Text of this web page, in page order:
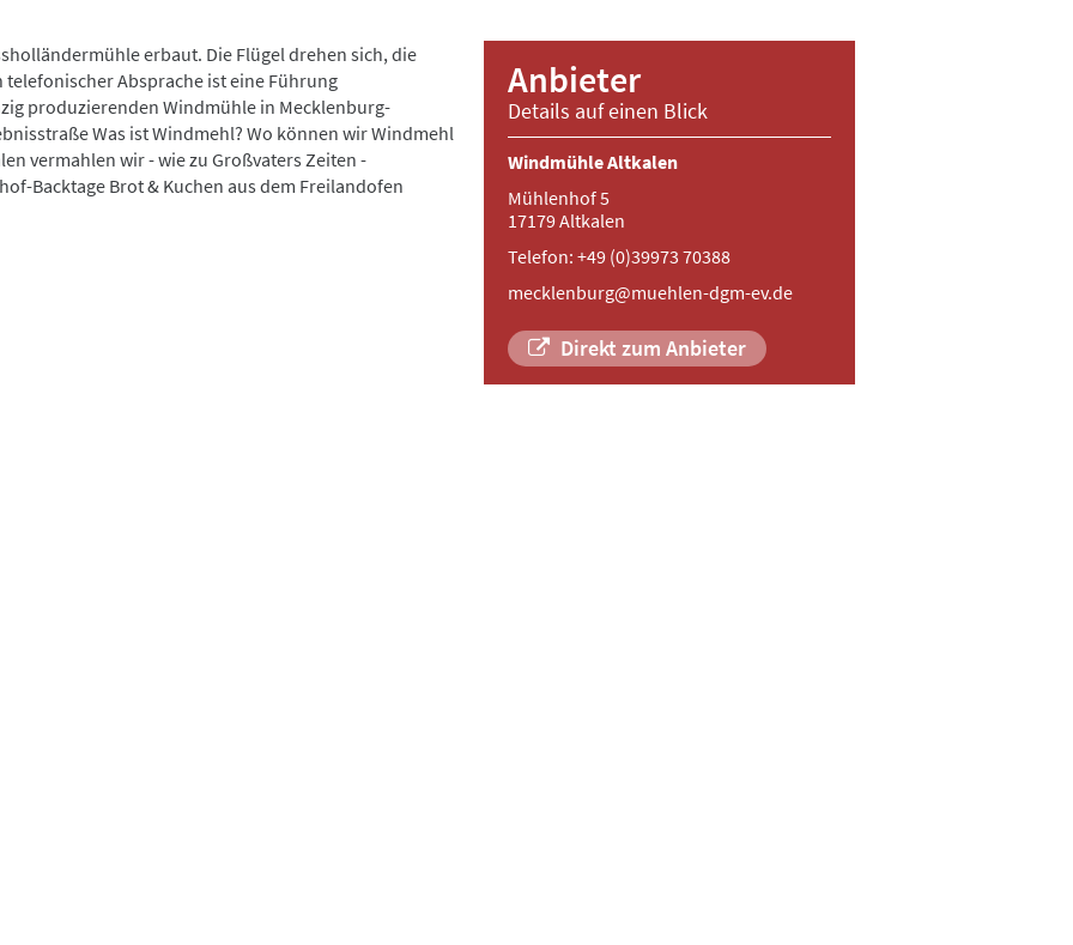
erbaut. Die Flügel drehen sich, die
Absprache ist eine Führung
produzierenden Windmühle in Mecklenburg-
Was ist Windmehl? Wo können wir Windmehl
vermahlen wir - wie zu Großvaters Zeiten -
Backtage Brot & Kuchen aus dem Freilandofen
Anbieter
Details auf einen Blick
Windmühle Altkalen
Mühlenhof 5
17179 Altkalen
Telefon: +49 (0)39973 70388
mecklenburg@muehlen-dgm-ev.de
Direkt zum Anbieter